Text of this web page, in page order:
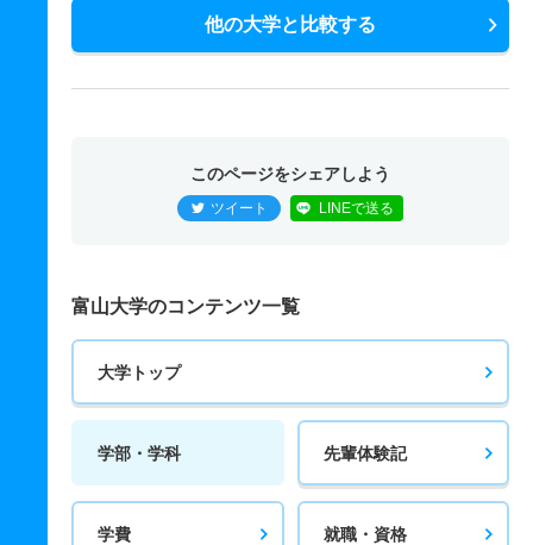
他の大学と比較する
このページをシェアしよう
ツイート LINEで送る
富山大学のコンテンツ一覧
大学トップ
学部・学科 先輩体験記
学費 就職・資格